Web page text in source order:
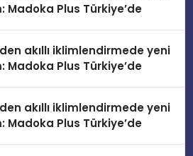
Madoka Plus Türkiye’de
akıllı iklimlendirmede yeni
Madoka Plus Türkiye’de
akıllı iklimlendirmede yeni
Madoka Plus Türkiye’de